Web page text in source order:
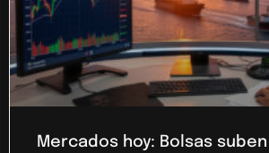
Mercados hoy: Bolsas